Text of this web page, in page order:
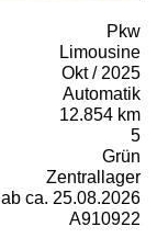
Pkw
Limousine
Okt / 2025
Automatik
12.854 km
5
Grün
Zentrallager
ab ca. 25.08.2026
A910922